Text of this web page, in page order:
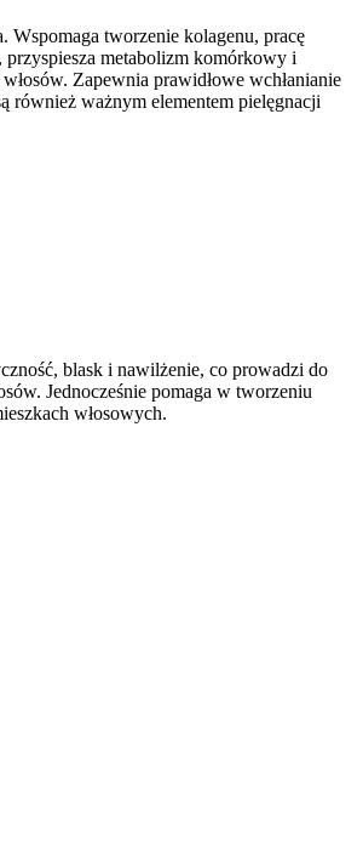
Wspomaga tworzenie kolagenu, pracę
przyspiesza metabolizm komórkowy i
włosów. Zapewnia prawidłowe wchłanianie
również ważnym elementem pielęgnacji
blask i nawilżenie, co prowadzi do
Jednocześnie pomaga w tworzeniu
włosowych.